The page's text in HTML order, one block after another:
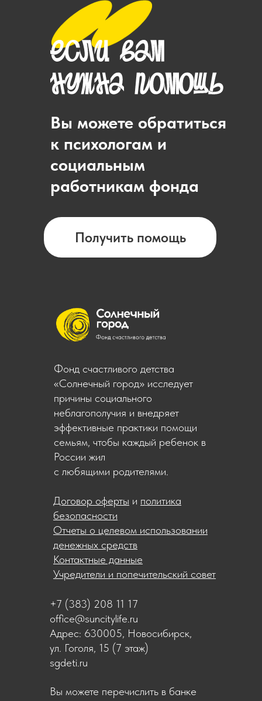
Фонд счастливого детства
«Солнечный город» исследует
причины социального
неблагополучия и внедряет
эффективные практики помощи
семьям, чтобы каждый ребенок в
России жил
с любящими родителями.
Вы можете перечислить в банке
+7 (383) 208 11 17
office@suncitylife.ru
Адрес: 630005, Новосибирск,
ул. Гоголя, 15 (7 этаж)
sgdeti.ru
Договор оферты и политика
безопасности
Отчеты о целевом использовании
денежных средств
Контактные данные
Учредители и попечительский совет
Вы можете обратиться
к психологам и
социальным
работникам фонда
Получить помощь